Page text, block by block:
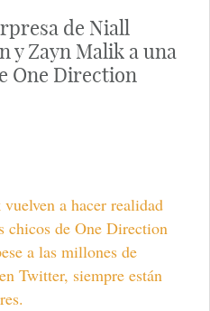
de Niall
y Zayn Malik a una
One Direction
a hacer realidad
chicos de One Direction
a las millones de
Twitter, siempre están